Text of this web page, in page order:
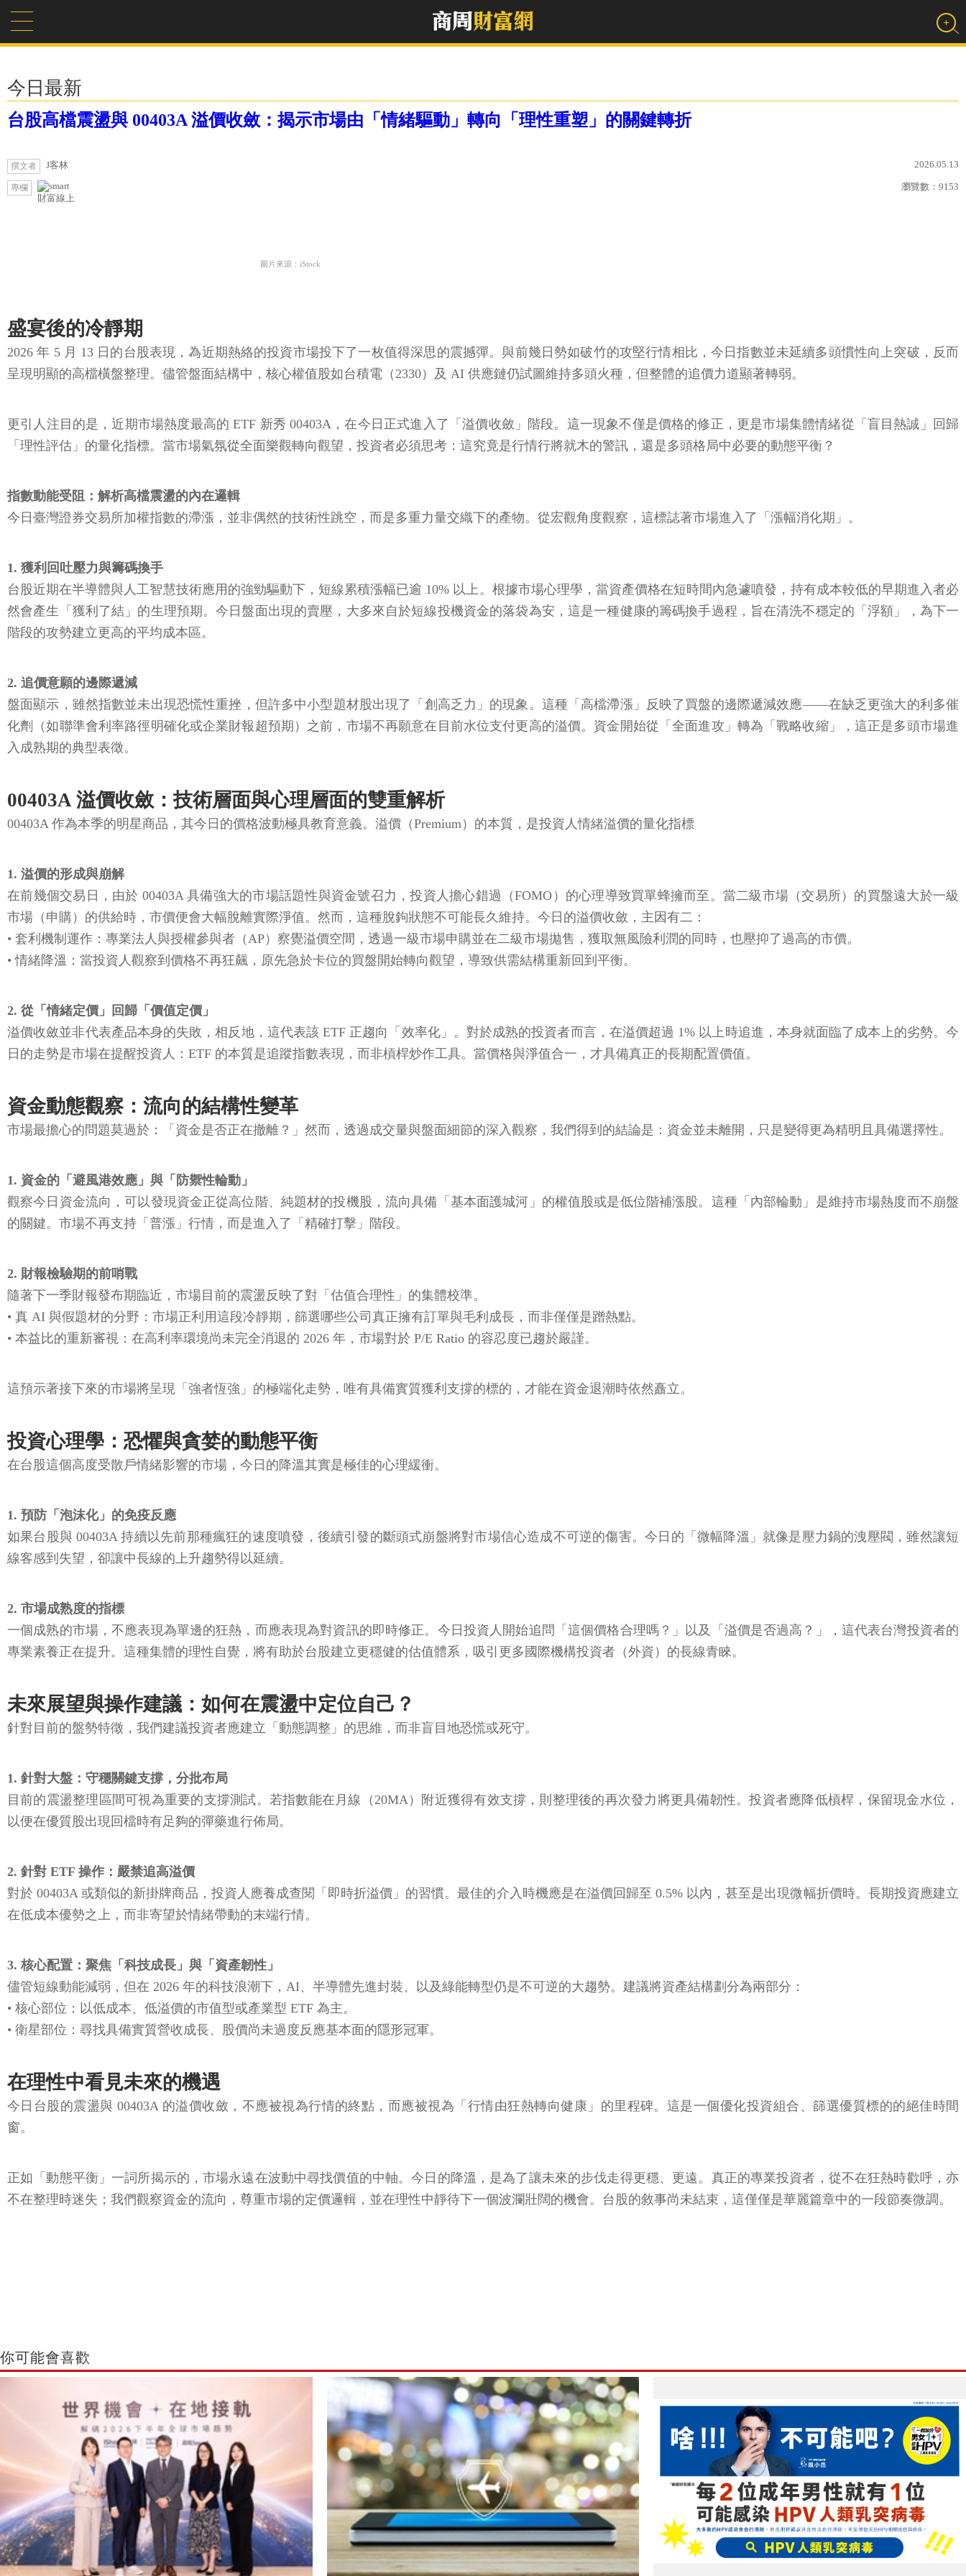
今日最新
台股高檔震盪與 00403A 溢價收斂：揭示市場由「情緒驅動」轉向「理性重塑」的關鍵轉折
撰文者 J客林 2026.05.13
專欄
財富線上
瀏覽數： 9153
圖片來源：iStock
盛宴後的冷靜期
2026 年 5 月 13 日的台股表現，為近期熱絡的投資市場投下了一枚值得深思的震撼彈。與前幾日勢如破竹的攻堅行情相比，今日指數並未延續多頭慣性向上突破，反而
呈現明顯的高檔橫盤整理。儘管盤面結構中，核心權值股如台積電（2330）及 AI 供應鏈仍試圖維持多頭火種，但整體的追價力道顯著轉弱。
更引人注目的是，近期市場熱度最高的 ETF 新秀 00403A，在今日正式進入了「溢價收斂」階段。這一現象不僅是價格的修正，更是市場集體情緒從「盲目熱誠」回歸
「理性評估」的量化指標。當市場氣氛從全面樂觀轉向觀望，投資者必須思考：這究竟是行情行將就木的警訊，還是多頭格局中必要的動態平衡？
指數動能受阻：解析高檔震盪的內在邏輯
今日臺灣證券交易所加權指數的滯漲，並非偶然的技術性跳空，而是多重力量交織下的產物。從宏觀角度觀察，這標誌著市場進入了「漲幅消化期」。
1. 獲利回吐壓力與籌碼換手
台股近期在半導體與人工智慧技術應用的強勁驅動下，短線累積漲幅已逾 10% 以上。根據市場心理學，當資產價格在短時間內急遽噴發，持有成本較低的早期進入者必
然會產生「獲利了結」的生理預期。今日盤面出現的賣壓，大多來自於短線投機資金的落袋為安，這是一種健康的籌碼換手過程，旨在清洗不穩定的「浮額」，為下一
階段的攻勢建立更高的平均成本區。
2. 追價意願的邊際遞減
盤面顯示，雖然指數並未出現恐慌性重挫，但許多中小型題材股出現了「創高乏力」的現象。這種「高檔滯漲」反映了買盤的邊際遞減效應——在缺乏更強大的利多催
化劑（如聯準會利率路徑明確化或企業財報超預期）之前，市場不再願意在目前水位支付更高的溢價。資金開始從「全面進攻」轉為「戰略收縮」，這正是多頭市場進
入成熟期的典型表徵。
00403A 溢價收斂：技術層面與心理層面的雙重解析
00403A 作為本季的明星商品，其今日的價格波動極具教育意義。溢價（Premium）的本質，是投資人情緒溢價的量化指標
1. 溢價的形成與崩解
在前幾個交易日，由於 00403A 具備強大的市場話題性與資金號召力，投資人擔心錯過（FOMO）的心理導致買單蜂擁而至。當二級市場（交易所）的買盤遠大於一級
市場（申購）的供給時，市價便會大幅脫離實際淨值。然而，這種脫鉤狀態不可能長久維持。今日的溢價收斂，主因有二：
• 套利機制運作：專業法人與授權參與者（AP）察覺溢價空間，透過一級市場申購並在二級市場拋售，獲取無風險利潤的同時，也壓抑了過高的市價。
• 情緒降溫：當投資人觀察到價格不再狂飆，原先急於卡位的買盤開始轉向觀望，導致供需結構重新回到平衡。
2. 從「情緒定價」回歸「價值定價」
溢價收斂並非代表產品本身的失敗，相反地，這代表該 ETF 正趨向「效率化」。對於成熟的投資者而言，在溢價超過 1% 以上時追進，本身就面臨了成本上的劣勢。今
日的走勢是市場在提醒投資人：ETF 的本質是追蹤指數表現，而非槓桿炒作工具。當價格與淨值合一，才具備真正的長期配置價值。
資金動態觀察：流向的結構性變革
市場最擔心的問題莫過於：「資金是否正在撤離？」然而，透過成交量與盤面細節的深入觀察，我們得到的結論是：資金並未離開，只是變得更為精明且具備選擇性。
1. 資金的「避風港效應」與「防禦性輪動」
觀察今日資金流向，可以發現資金正從高位階、純題材的投機股，流向具備「基本面護城河」的權值股或是低位階補漲股。這種「內部輪動」是維持市場熱度而不崩盤
的關鍵。市場不再支持「普漲」行情，而是進入了「精確打擊」階段。
2. 財報檢驗期的前哨戰
隨著下一季財報發布期臨近，市場目前的震盪反映了對「估值合理性」的集體校準。
• 真 AI 與假題材的分野：市場正利用這段冷靜期，篩選哪些公司真正擁有訂單與毛利成長，而非僅僅是蹭熱點。
• 本益比的重新審視：在高利率環境尚未完全消退的 2026 年，市場對於 P/E Ratio 的容忍度已趨於嚴謹。
這預示著接下來的市場將呈現「強者恆強」的極端化走勢，唯有具備實質獲利支撐的標的，才能在資金退潮時依然矗立。
投資心理學：恐懼與貪婪的動態平衡
在台股這個高度受散戶情緒影響的市場，今日的降溫其實是極佳的心理緩衝。
1. 預防「泡沫化」的免疫反應
如果台股與 00403A 持續以先前那種瘋狂的速度噴發，後續引發的斷頭式崩盤將對市場信心造成不可逆的傷害。今日的「微幅降溫」就像是壓力鍋的洩壓閥，雖然讓短
線客感到失望，卻讓中長線的上升趨勢得以延續。
2. 市場成熟度的指標
一個成熟的市場，不應表現為單邊的狂熱，而應表現為對資訊的即時修正。今日投資人開始追問「這個價格合理嗎？」以及「溢價是否過高？」，這代表台灣投資者的
專業素養正在提升。這種集體的理性自覺，將有助於台股建立更穩健的估值體系，吸引更多國際機構投資者（外資）的長線青睞。
未來展望與操作建議：如何在震盪中定位自己？
針對目前的盤勢特徵，我們建議投資者應建立「動態調整」的思維，而非盲目地恐慌或死守。
1. 針對大盤：守穩關鍵支撐，分批布局
目前的震盪整理區間可視為重要的支撐測試。若指數能在月線（20MA）附近獲得有效支撐，則整理後的再次發力將更具備韌性。投資者應降低槓桿，保留現金水位，
以便在優質股出現回檔時有足夠的彈藥進行佈局。
2. 針對 ETF 操作：嚴禁追高溢價
對於 00403A 或類似的新掛牌商品，投資人應養成查閱「即時折溢價」的習慣。最佳的介入時機應是在溢價回歸至 0.5% 以內，甚至是出現微幅折價時。長期投資應建立
在低成本優勢之上，而非寄望於情緒帶動的末端行情。
3. 核心配置：聚焦「科技成長」與「資產韌性」
儘管短線動能減弱，但在 2026 年的科技浪潮下，AI、半導體先進封裝、以及綠能轉型仍是不可逆的大趨勢。建議將資產結構劃分為兩部分：
• 核心部位：以低成本、低溢價的市值型或產業型 ETF 為主。
• 衛星部位：尋找具備實質營收成長、股價尚未過度反應基本面的隱形冠軍。
在理性中看見未來的機遇
今日台股的震盪與 00403A 的溢價收斂，不應被視為行情的終點，而應被視為「行情由狂熱轉向健康」的里程碑。這是一個優化投資組合、篩選優質標的的絕佳時間
窗。
正如「動態平衡」一詞所揭示的，市場永遠在波動中尋找價值的中軸。今日的降溫，是為了讓未來的步伐走得更穩、更遠。真正的專業投資者，從不在狂熱時歡呼，亦
不在整理時迷失；我們觀察資金的流向，尊重市場的定價邏輯，並在理性中靜待下一個波瀾壯闊的機會。台股的敘事尚未結束，這僅僅是華麗篇章中的一段節奏微調。
你可能會喜歡